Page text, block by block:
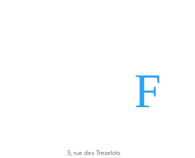
F
5, rue des Trezelots